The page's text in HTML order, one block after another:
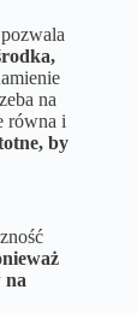
na
równa i
by
na